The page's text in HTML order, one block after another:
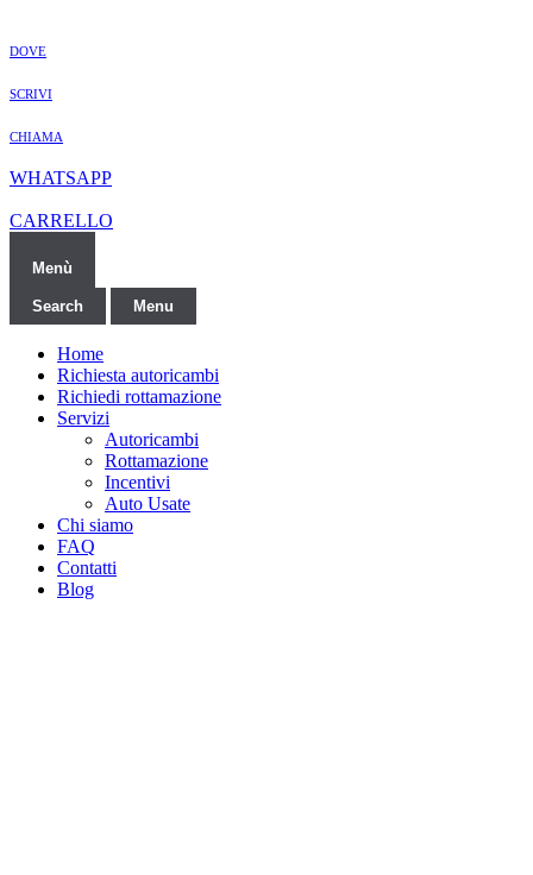
DOVE
SCRIVI
CHIAMA
WHATSAPP
CARRELLO
Menù
Search Menu
Home
Richiesta autoricambi
Richiedi rottamazione
Servizi
Autoricambi
Rottamazione
Incentivi
Auto Usate
Chi siamo
FAQ
Contatti
Blog